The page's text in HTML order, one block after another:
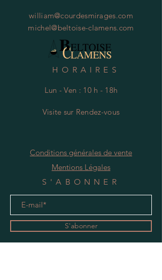
william@courdesmirages.com
michel@beltoise-clamens.com
HORAIRES
Lun - Ven : 10 h - 18h
Visite sur Rendez-vous
Conditions générales de vente
Mentions Légales
S'ABONNER
S'abonner